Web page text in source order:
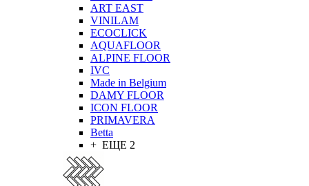
ART EAST
VINILAM
ECOCLICK
AQUAFLOOR
ALPINE FLOOR
IVC
Made in Belgium
DAMY FLOOR
ICON FLOOR
PRIMAVERA
Betta
+ ЕЩЕ 2